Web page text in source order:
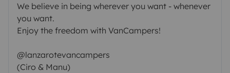
We believe in being wherever you want - whenever
you want.
Enjoy the freedom with VanCampers!
@lanzarotevancampers
(Ciro & Manu)